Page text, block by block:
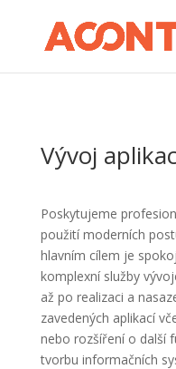
Vývoj
Poskytujeme
použití moderních
hlavním cílem je
komplexní služby
až po realizaci a
zavedených aplikací
nebo rozšíření o další
tvorbu informačních